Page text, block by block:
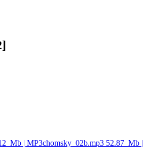
Mb | MP3chomsky_02b.mp3 52.87 Mb |